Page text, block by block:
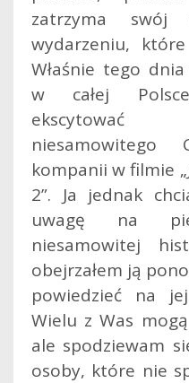
zatrzyma
wydarzeniu,
Właśnie tego
w całej
kompanii w filmie
2”. Ja jednak
uwagę na
niesamowitej
obejrzałem ją
powiedzieć na
Wielu z Was
ale spodziewam
osoby, które nie